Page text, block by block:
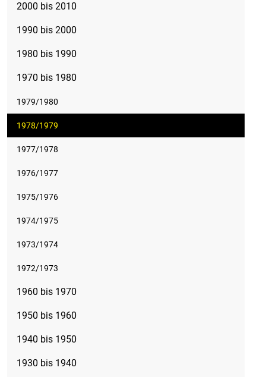
2000 bis 2010
1990 bis 2000
1980 bis 1990
1970 bis 1980
1979/1980
1978/1979
1977/1978
1976/1977
1975/1976
1974/1975
1973/1974
1972/1973
1960 bis 1970
1950 bis 1960
1940 bis 1950
1930 bis 1940